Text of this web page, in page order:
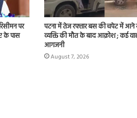
पर
के पास
पटना में तेज रफ्तार बस की चपेट में
व्यक्ति की मौत के बाद आक्रोश ; कई
आगजनी
August 7, 2026